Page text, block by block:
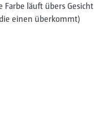
Farbe läuft übers Gesicht
einen überkommt)